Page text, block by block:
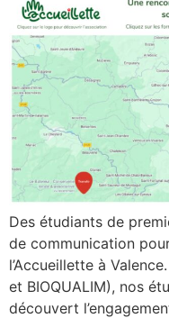
Des étudiants de
de communication
l’Accueillette à
et BIOQUALIM), nos
découvert